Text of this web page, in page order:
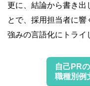
更に、結論から書き出
とで、採用担当者に
強みの言語化にトライ
自己PR
職種別例